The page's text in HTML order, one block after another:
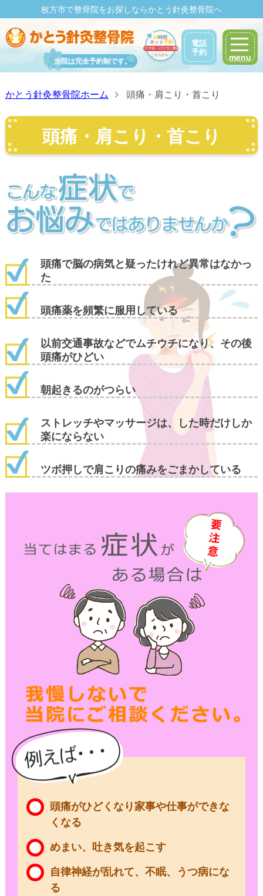
枚方市で整骨院をお探しならかとう針灸整骨院へ
当院は完全予約制です。
電話
予約 menu
かとう針灸整骨院ホーム 頭痛・肩こり・首こり
頭痛・肩こり・首こり
頭痛で脳の病気と疑ったけれど異常はなかっ
た
頭痛薬を頻繁に服用している
以前交通事故などでムチウチになり、その後
頭痛がひどい
朝起きるのがつらい
ストレッチやマッサージは、した時だけしか
楽にならない
ツボ押しで肩こりの痛みをごまかしている
頭痛がひどくなり家事や仕事ができな
くなる
めまい、吐き気を起こす
自律神経が乱れて、不眠、うつ病にな
る